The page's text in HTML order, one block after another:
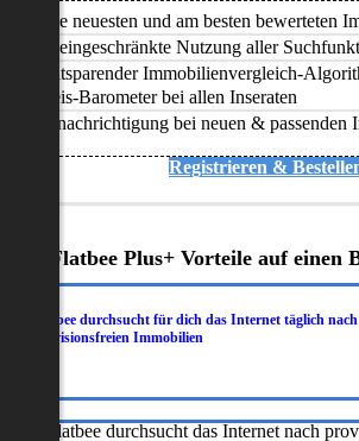
Alle neuesten und am besten bewerteten
Uneingeschränkte Nutzung aller
Zeitsparender Immobilienvergleich-
Preis-Barometer bei allen Inseraten
Benachrichtigung bei neuen & passenden
Registrieren &
Flatbee Plus+ Vorteile auf einen
Flatbee durchsucht für dich das Internet täglich
provisionsfreien Immobilien
Flatbee durchsucht das Internet nach